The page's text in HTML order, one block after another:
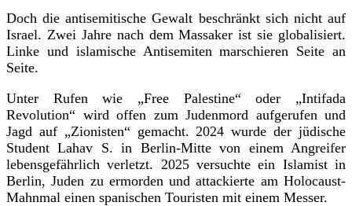
Doch die antisemitische Gewalt beschränkt sich nicht auf
Israel. Zwei Jahre nach dem Massaker ist sie globalisiert.
Linke und islamische Antisemiten marschieren Seite an
Seite.
Unter Rufen wie „Free Palestine“ oder „Intifada
Revolution“ wird offen zum Judenmord aufgerufen und
Jagd auf „Zionisten“ gemacht. 2024 wurde der jüdische
Student Lahav S. in Berlin-Mitte von einem Angreifer
lebensgefährlich verletzt. 2025 versuchte ein Islamist in
Berlin, Juden zu ermorden und attackierte am Holocaust-
Mahnmal einen spanischen Touristen mit einem Messer.